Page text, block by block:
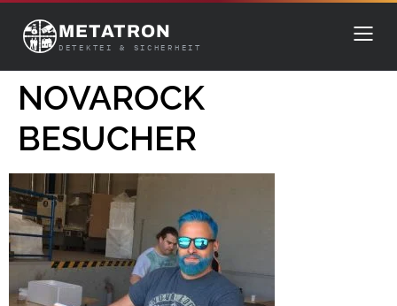
METATRON
DETEKTEI & SICHERHEIT
NOVAROCK
BESUCHER